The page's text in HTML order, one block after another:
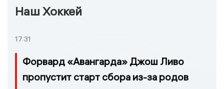
Наш Хоккей
17:31
Форвард «Авангарда» Джош Ливо
пропустит старт сбора из-за родов